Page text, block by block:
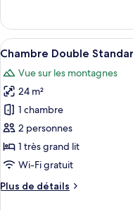
montagne
le
type
de
Chambre
Double,
vue
montagne
Afficher
toutes
les
photos
pour
ce
type
de
chambre :
Chambre
5
Chambre Double
Vue sur les montagnes
24 m²
1 chambre
2 personnes
1 très grand lit
Wi-Fi gratuit
Plus de détails
Plus